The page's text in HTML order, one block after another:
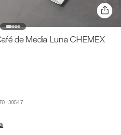
de Media Luna CHEMEX